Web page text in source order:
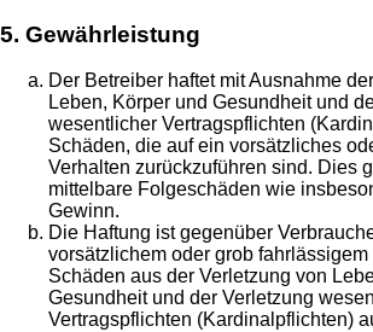
5. Gewährleistung
Der Betreiber haftet mit Ausnahme
Leben, Körper und Gesundheit und
wesentlicher Vertragspflichten
Schäden, die auf ein vorsätzliches
Verhalten zurückzuführen sind. Dies
mittelbare Folgeschäden wie
Gewinn.
Die Haftung ist gegenüber
vorsätzlichem oder grob
Schäden aus der Verletzung von
Gesundheit und der Verletzung
Vertragspflichten (Kardinalpflichten)